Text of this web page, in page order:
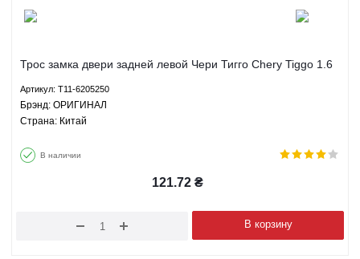
Трос замка двери задней левой Чери Тигго Chery Tiggo 1.6
Артикул: T11-6205250
Брэнд: ОРИГИНАЛ
Страна: Китай
В наличии
121.72₴
В корзину